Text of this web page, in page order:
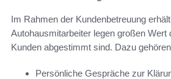
Im Rahmen der Kundenbetreuung
Autohausmitarbeiter legen großen
Kunden abgestimmt sind. Dazu
Persönliche Gespräche zur